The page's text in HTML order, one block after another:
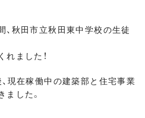
、秋田市立秋田東中学校の生徒
ました！
現在稼働中の建築部と住宅事業
した。